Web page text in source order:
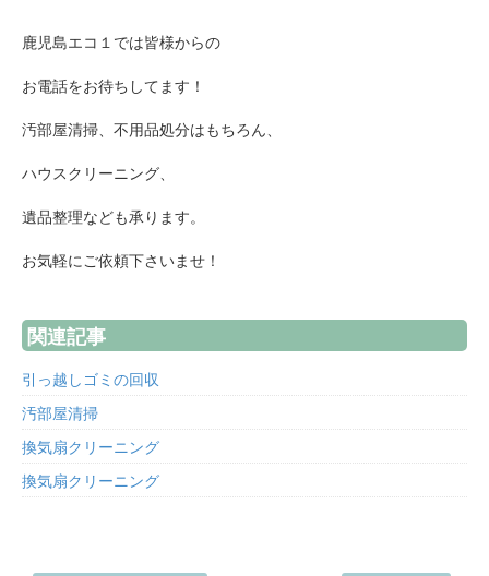
鹿児島エコ１では皆様からの
お電話をお待ちしてます！
汚部屋清掃、不用品処分はもちろん、
ハウスクリーニング、
遺品整理なども承ります。
お気軽にご依頼下さいませ！
関連記事
引っ越しゴミの回収
汚部屋清掃
換気扇クリーニング
換気扇クリーニング